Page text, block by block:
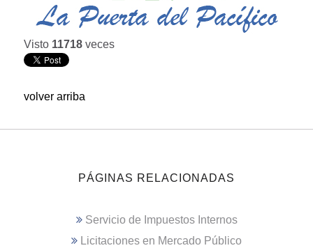
Visto 11718 veces
volver arriba
PÁGINAS RELACIONADAS
Servicio de Impuestos Internos
Licitaciones en Mercado Público